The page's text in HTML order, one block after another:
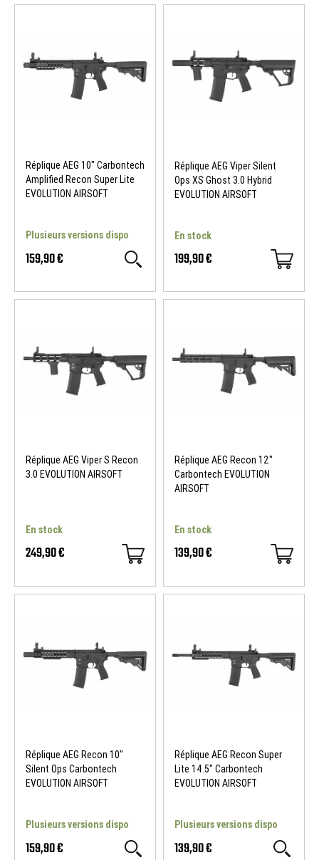
Réplique AEG 10" Carbontech
Amplified Recon Super Lite
EVOLUTION AIRSOFT
Plusieurs versions dispo
159,90 €
Réplique AEG Viper Silent
Ops XS Ghost 3.0 Hybrid
EVOLUTION AIRSOFT
En stock
199,90 €
Réplique AEG Viper S Recon
3.0 EVOLUTION AIRSOFT
En stock
249,90 €
Réplique AEG Recon 12"
Carbontech EVOLUTION
AIRSOFT
En stock
139,90 €
Réplique AEG Recon 10"
Silent Ops Carbontech
EVOLUTION AIRSOFT
Plusieurs versions dispo
159,90 €
Réplique AEG Recon Super
Lite 14.5" Carbontech
EVOLUTION AIRSOFT
Plusieurs versions dispo
139,90 €